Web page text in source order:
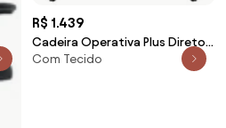
R$ 1.439
Cadeira Operativa Plus Diretor
Aproximação S 2 Unidades -
Com Tecido